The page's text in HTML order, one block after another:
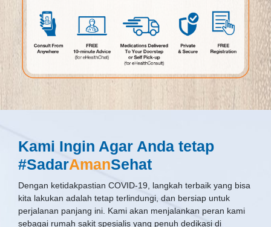
Kami Ingin Agar Anda tetap
#SadarAmanSehat
Dengan ketidakpastian COVID-19, langkah terbaik yang bisa
kita lakukan adalah tetap terlindungi, dan bersiap untuk
perjalanan panjang ini. Kami akan menjalankan peran kami
sebagai rumah sakit spesialis yang penuh dedikasi di